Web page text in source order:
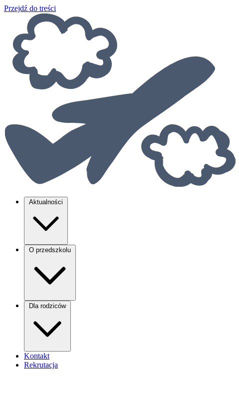
Przejdź do treści
Aktualności
O przedszkolu
Dla rodziców
Kontakt
Rekrutacja